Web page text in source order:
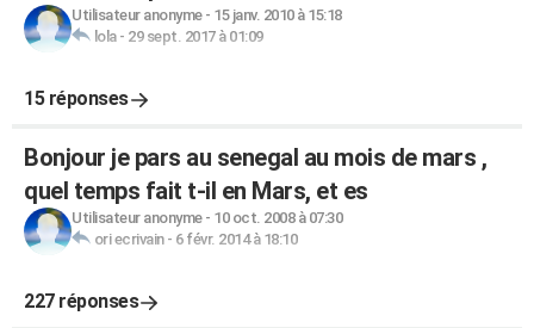
Utilisateur anonyme- 15 janv. 2010 à 15:18
lola- 29 sept. 2017 à 01:09
15 réponses
Bonjour je pars au senegal au mois de mars ,
quel temps fait t-il en Mars, et es
Utilisateur anonyme- 10 oct. 2008 à 07:30
ori ecrivain- 6 févr. 2014 à 18:10
227 réponses